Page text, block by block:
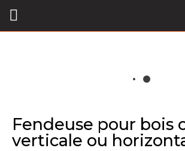
Fendeuse pour bois
verticale ou